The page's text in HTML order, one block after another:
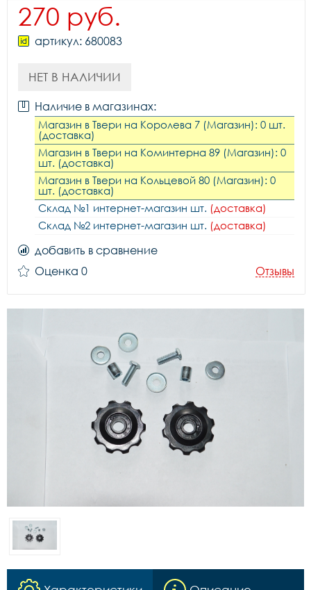
270 руб.
артикул: 680083
НЕТ В НАЛИЧИИ
Наличие в магазинах:
Магазин в Твери на Королева 7 (Магазин): 0 шт.
(доставка)
Магазин в Твери на Коминтерна 89 (Магазин): 0
шт. (доставка)
Магазин в Твери на Кольцевой 80 (Магазин): 0
шт. (доставка)
Склад №1 интернет-магазин шт. (доставка)
Склад №2 интернет-магазин шт. (доставка)
добавить в сравнение
Оценка 0
Отзывы